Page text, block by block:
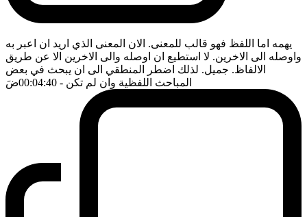
يهمه اما اللفظ فهو قالب للمعنى. الان المعنى الذي اريد ان اعبر به
واوصله الى الاخرين. لا استطيع ان اوصله والى الاخرين الا عن طريق
الالفاظ. جميل. لذلك اضطر المنطقي الى ان يبحث في بعض
المباحث اللفظية وان لم تكن - 00:04:40 ضَ